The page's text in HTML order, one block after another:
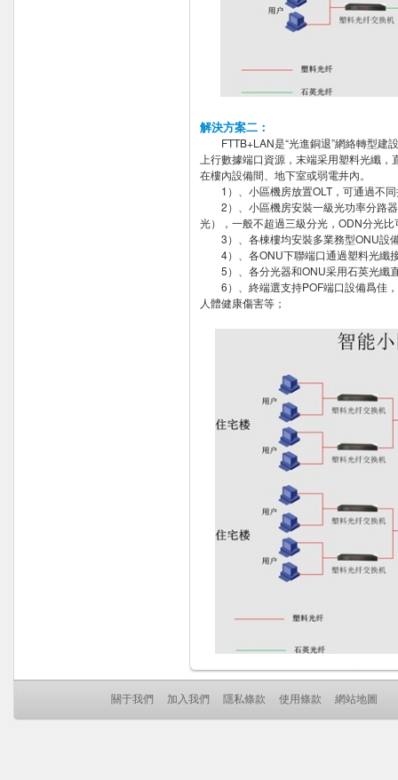
解決方案二：
FTTB+LAN是“光進銅退”網絡轉型建
上行數據端口資源，末端采用塑料光纖
在樓內設備間、地下室或弱電井內。
1）、小區機房放置OLT，可通過不同
2）、小區機房安裝一級光功率分路器
光），一般不超過三級分光，ODN分光
3）、各棟樓均安裝多業務型ONU設
4）、各ONU下聯端口通過塑料光纖
5）、各分光器和ONU采用石英光纖
6）、終端選支持POF端口設備爲佳，
人體健康傷害等；
關于我們 加入我們 隱私條款 使用條款 網站地圖